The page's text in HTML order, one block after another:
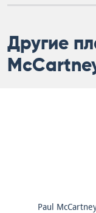
Другие
Paul